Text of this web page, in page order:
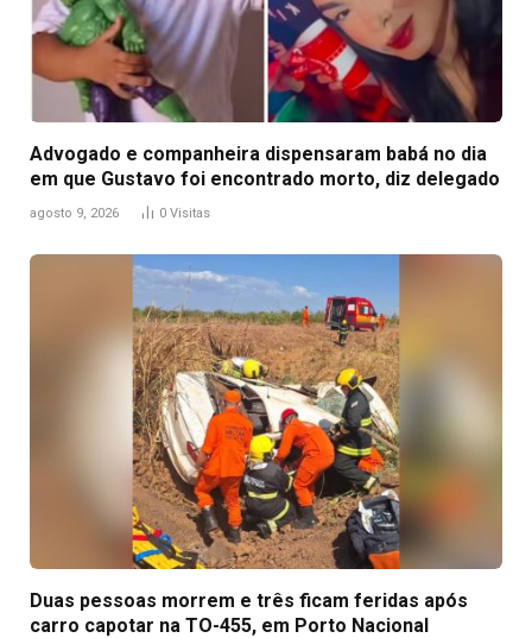
Advogado e companheira dispensaram babá no dia
em que Gustavo foi encontrado morto, diz delegado
agosto 9, 2026 0 Visitas
Duas pessoas morrem e três ficam feridas após
carro capotar na TO-455, em Porto Nacional